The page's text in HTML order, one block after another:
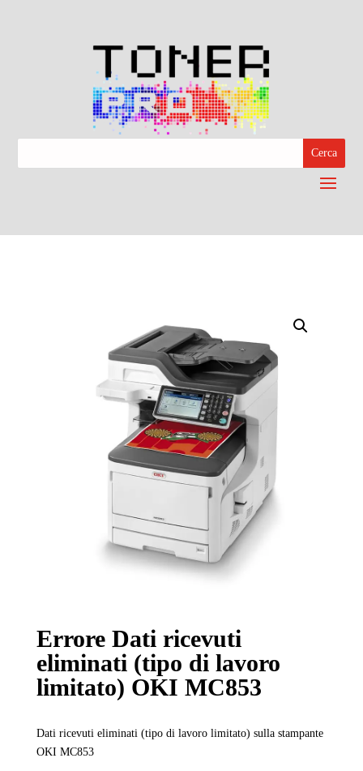
Errore Dati ricevuti
eliminati (tipo di lavoro
limitato) OKI MC853
Dati ricevuti eliminati (tipo di lavoro limitato) sulla stampante
OKI MC853